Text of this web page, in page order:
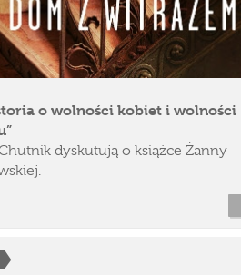
o wolności kobiet i wolności
dyskutują o książce Żanny